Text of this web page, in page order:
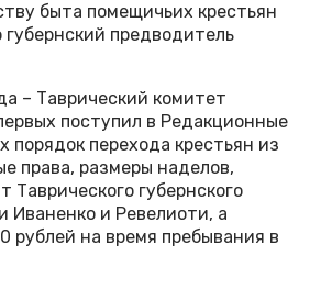
быта помещичьих крестьян
губернский предводитель
– Таврический комитет
поступил в Редакционные
порядок перехода крестьян из
права, размеры наделов,
Таврического губернского
Иваненко и Ревелиоти, а
рублей на время пребывания в